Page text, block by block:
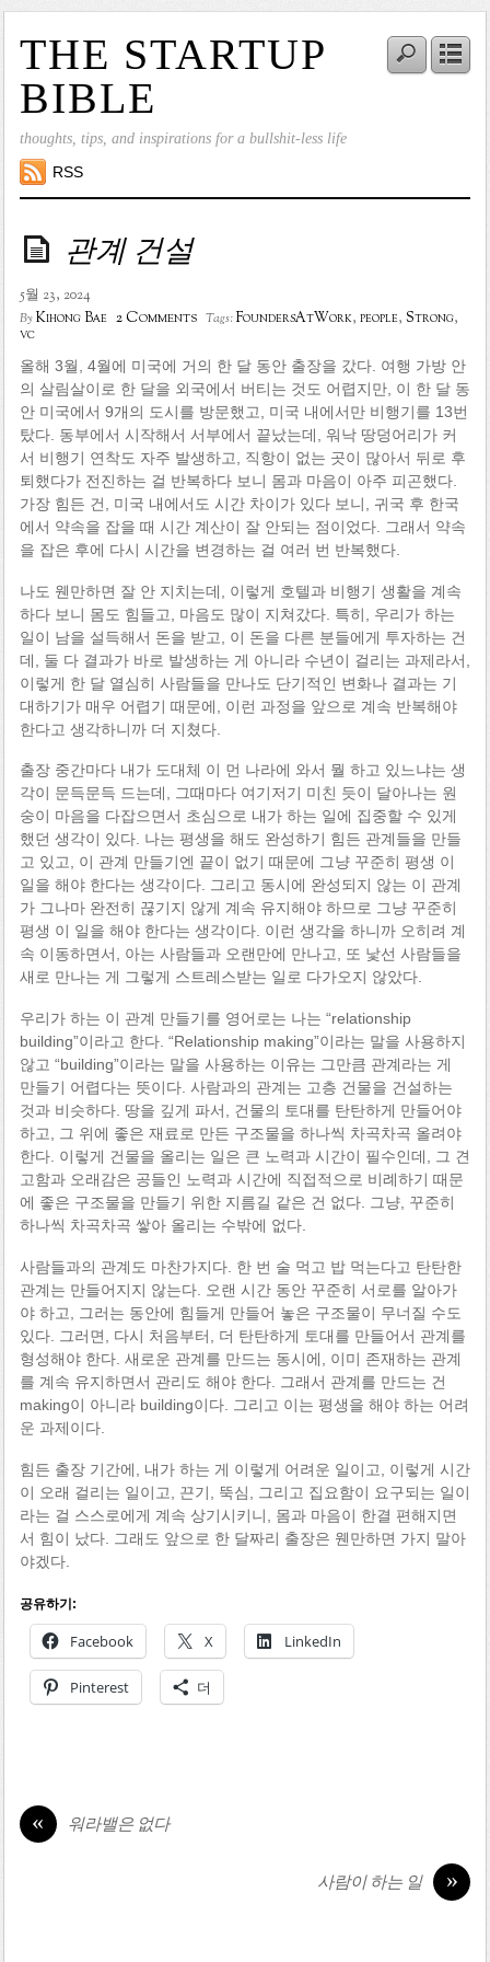
THE STARTUP
BIBLE
thoughts, tips, and inspirations for a bullshit-less life
RSS
관계 건설
5월 23, 2024
ByKihong Bae 2 Comments Tags:FoundersAtWork, people, Strong,
vc
올해 3월, 4월에 미국에 거의 한 달 동안 출장을 갔다. 여행 가방 안
의 살림살이로 한 달을 외국에서 버티는 것도 어렵지만, 이 한 달 동
안 미국에서 9개의 도시를 방문했고, 미국 내에서만 비행기를 13번
탔다. 동부에서 시작해서 서부에서 끝났는데, 워낙 땅덩어리가 커
서 비행기 연착도 자주 발생하고, 직항이 없는 곳이 많아서 뒤로 후
퇴했다가 전진하는 걸 반복하다 보니 몸과 마음이 아주 피곤했다.
가장 힘든 건, 미국 내에서도 시간 차이가 있다 보니, 귀국 후 한국
에서 약속을 잡을 때 시간 계산이 잘 안되는 점이었다. 그래서 약속
을 잡은 후에 다시 시간을 변경하는 걸 여러 번 반복했다.
나도 웬만하면 잘 안 지치는데, 이렇게 호텔과 비행기 생활을 계속
하다 보니 몸도 힘들고, 마음도 많이 지쳐갔다. 특히, 우리가 하는
일이 남을 설득해서 돈을 받고, 이 돈을 다른 분들에게 투자하는 건
데, 둘 다 결과가 바로 발생하는 게 아니라 수년이 걸리는 과제라서,
이렇게 한 달 열심히 사람들을 만나도 단기적인 변화나 결과는 기
대하기가 매우 어렵기 때문에, 이런 과정을 앞으로 계속 반복해야
한다고 생각하니까 더 지쳤다.
출장 중간마다 내가 도대체 이 먼 나라에 와서 뭘 하고 있느냐는 생
각이 문득문득 드는데, 그때마다 여기저기 미친 듯이 달아나는 원
숭이 마음을 다잡으면서 초심으로 내가 하는 일에 집중할 수 있게
했던 생각이 있다. 나는 평생을 해도 완성하기 힘든 관계들을 만들
고 있고, 이 관계 만들기엔 끝이 없기 때문에 그냥 꾸준히 평생 이
일을 해야 한다는 생각이다. 그리고 동시에 완성되지 않는 이 관계
가 그나마 완전히 끊기지 않게 계속 유지해야 하므로 그냥 꾸준히
평생 이 일을 해야 한다는 생각이다. 이런 생각을 하니까 오히려 계
속 이동하면서, 아는 사람들과 오랜만에 만나고, 또 낯선 사람들을
새로 만나는 게 그렇게 스트레스받는 일로 다가오지 않았다.
우리가 하는 이 관계 만들기를 영어로는 나는 “relationship
building”이라고 한다. “Relationship making”이라는 말을 사용하지
않고 “building”이라는 말을 사용하는 이유는 그만큼 관계라는 게
만들기 어렵다는 뜻이다. 사람과의 관계는 고층 건물을 건설하는
것과 비슷하다. 땅을 깊게 파서, 건물의 토대를 탄탄하게 만들어야
하고, 그 위에 좋은 재료로 만든 구조물을 하나씩 차곡차곡 올려야
한다. 이렇게 건물을 올리는 일은 큰 노력과 시간이 필수인데, 그 견
고함과 오래감은 공들인 노력과 시간에 직접적으로 비례하기 때문
에 좋은 구조물을 만들기 위한 지름길 같은 건 없다. 그냥, 꾸준히
하나씩 차곡차곡 쌓아 올리는 수밖에 없다.
사람들과의 관계도 마찬가지다. 한 번 술 먹고 밥 먹는다고 탄탄한
관계는 만들어지지 않는다. 오랜 시간 동안 꾸준히 서로를 알아가
야 하고, 그러는 동안에 힘들게 만들어 놓은 구조물이 무너질 수도
있다. 그러면, 다시 처음부터, 더 탄탄하게 토대를 만들어서 관계를
형성해야 한다. 새로운 관계를 만드는 동시에, 이미 존재하는 관계
를 계속 유지하면서 관리도 해야 한다. 그래서 관계를 만드는 건
making이 아니라 building이다. 그리고 이는 평생을 해야 하는 어려
운 과제이다.
힘든 출장 기간에, 내가 하는 게 이렇게 어려운 일이고, 이렇게 시간
이 오래 걸리는 일이고, 끈기, 뚝심, 그리고 집요함이 요구되는 일이
라는 걸 스스로에게 계속 상기시키니, 몸과 마음이 한결 편해지면
서 힘이 났다. 그래도 앞으로 한 달짜리 출장은 웬만하면 가지 말아
야겠다.
공유하기:
Facebook X LinkedIn
Pinterest 더
« 워라밸은 없다
»
사람이 하는 일